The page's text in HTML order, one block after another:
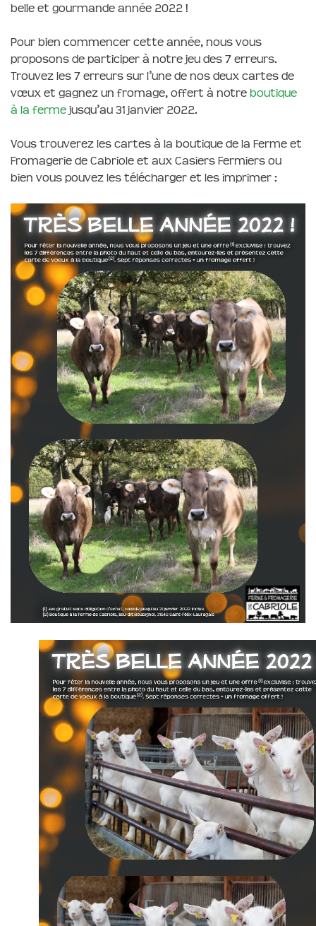
belle et gourmande année 2022 !
Pour bien commencer cette année, nous vous
proposons de participer à notre jeu des 7 erreurs.
Trouvez les 7 erreurs sur l’une de nos deux cartes de
vœux et gagnez un fromage, offert à notre boutique
à la ferme jusqu’au 31 janvier 2022.
Vous trouverez les cartes à la boutique de la Ferme et
Fromagerie de Cabriole et aux Casiers Fermiers ou
bien vous pouvez les télécharger et les imprimer :